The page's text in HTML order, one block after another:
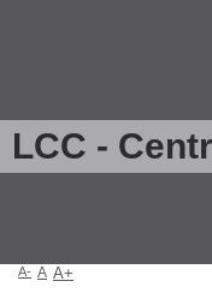
LCC -
A- A A+